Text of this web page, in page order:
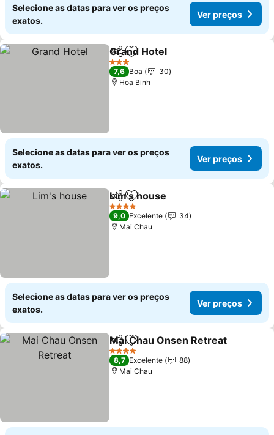
Selecione as datas para ver os preços
exatos.
Ver preços
PartilharAdicionar aos favoritos
Grand Hotel
3 Estrelas
7,6 Boa
30
Hoa Binh
Selecione as datas para ver os preços
exatos.
Ver preços
PartilharAdicionar aos favoritos
Lim's house
4 Estrelas
9,0 Excelente
34
Mai Chau
Selecione as datas para ver os preços
exatos.
Ver preços
PartilharAdicionar aos favoritos
Mai Chau Onsen Retreat
4 Estrelas
8,7 Excelente
88
Mai Chau